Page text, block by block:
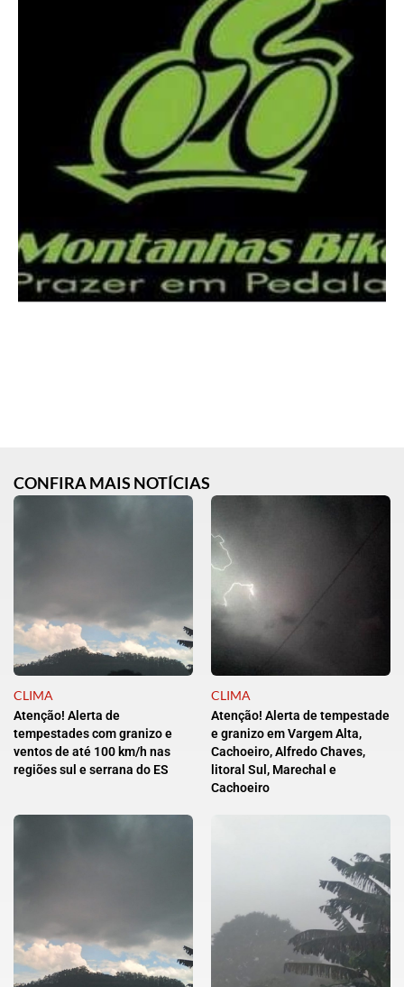
CONFIRA MAIS NOTÍCIAS
CLIMA
Atenção! Alerta de
tempestades com granizo e
ventos de até 100 km/h nas
regiões sul e serrana do ES
CLIMA
Atenção! Alerta de tempestade
e granizo em Vargem Alta,
Cachoeiro, Alfredo Chaves,
litoral Sul, Marechal e
Cachoeiro